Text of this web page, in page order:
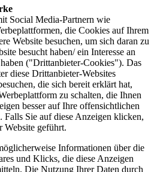
Social Media-Partnern wie
die Cookies auf Ihrem
Website besuchen, um sich daran zu
besucht haben/ ein Interesse an
("Drittanbieter-Cookies"). Das
diese Drittanbieter-Websites
die sich bereit erklärt hat,
zu schalten, die Ihnen
besser auf Ihre offensichtlichen
Falls Sie auf diese Anzeigen klicken,
Website geführt.
Informationen über die
und Klicks, die diese Anzeigen
Die Nutzung Ihrer Daten durch